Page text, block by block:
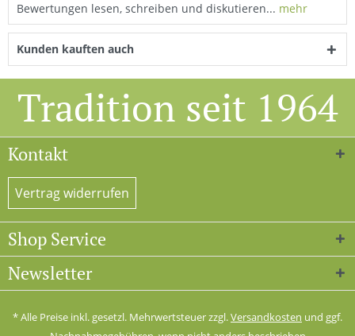
Bewertungen lesen, schreiben und diskutieren... mehr
Kunden kauften auch
Tradition seit 1964
Kontakt
Vertrag widerrufen
Shop Service
Newsletter
* Alle Preise inkl. gesetzl. Mehrwertsteuer zzgl.Versandkosten und ggf.